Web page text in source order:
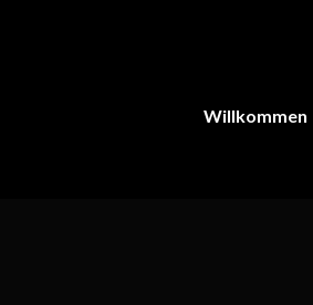
Willkommen